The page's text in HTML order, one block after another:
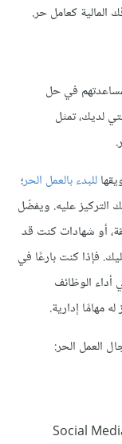
المالية كعامل حر.
في حل
لديك، تمثل
للبدء بالعمل الحر؛
التركيز عليه. ويفضّل
أو شهادات كنت قد
فإذا كنت بارعًا في
أداء الوظائف
مهامًا إدارية.
العمل الحر:
Social